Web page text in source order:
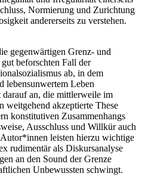
Normierung und Zurichtung
andererseits zu verstehen.
gegenwärtigen Grenz- und
beforschten Fall der
ab, in dem
lebensunwertem Leben
an, die mittlerweile im
weitgehend akzeptierte These
konstitutiven Zusammenhangs
Ausschluss und Willkür auch
leisten hierzu wichtige
rudimentär als Diskursanalyse
an den Sound der Grenze
Unbewussten schwingt.